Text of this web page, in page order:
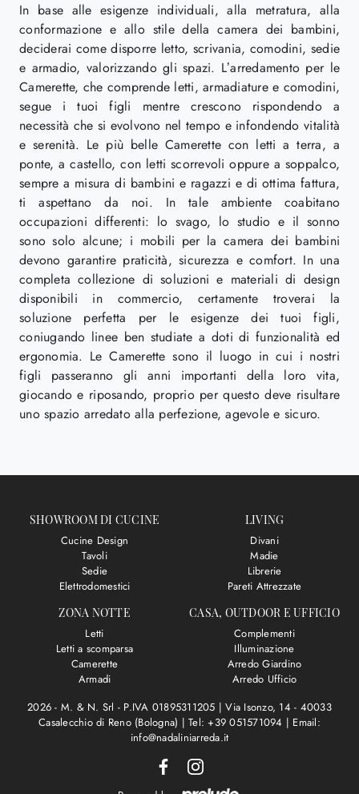
In base alle esigenze individuali, alla metratura, alla
conformazione e allo stile della camera dei bambini,
deciderai come disporre letto, scrivania, comodini, sedie
e armadio, valorizzando gli spazi. L’arredamento per le
Camerette, che comprende letti, armadiature e comodini,
segue i tuoi figli mentre crescono rispondendo a
necessità che si evolvono nel tempo e infondendo vitalità
e serenità. Le più belle Camerette con letti a terra, a
ponte, a castello, con letti scorrevoli oppure a soppalco,
sempre a misura di bambini e ragazzi e di ottima fattura,
ti aspettano da noi. In tale ambiente coabitano
occupazioni differenti: lo svago, lo studio e il sonno
sono solo alcune; i mobili per la camera dei bambini
devono garantire praticità, sicurezza e comfort. In una
completa collezione di soluzioni e materiali di design
disponibili in commercio, certamente troverai la
soluzione perfetta per le esigenze dei tuoi figli,
coniugando linee ben studiate a doti di funzionalità ed
ergonomia. Le Camerette sono il luogo in cui i nostri
figli passeranno gli anni importanti della loro vita,
giocando e riposando, proprio per questo deve risultare
uno spazio arredato alla perfezione, agevole e sicuro.
SHOWROOM DI CUCINE
Cucine Design
Tavoli
Sedie
Elettrodomestici
LIVING
Divani
Madie
Librerie
Pareti Attrezzate
ZONA NOTTE
Letti
Letti a scomparsa
Camerette
Armadi
CASA, OUTDOOR E UFFICIO
Complementi
Illuminazione
Arredo Giardino
Arredo Ufficio
2026 - M. & N. Srl - P.IVA 01895311205 |Via Isonzo, 14 - 40033
Casalecchio di Reno (Bologna) |Tel: +39 051571094 | Email:
info@nadaliniarreda.it